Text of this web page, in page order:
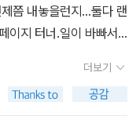
. 켄 브루언에 대한 기대
들다는 것은 아니고
&파이크의 LA와 세계
구친구 존 첸도 등장
전에 미국 시트콤 프렌즈
. 그때 바뀐 책이 작은
아서. 이때 조이가 냉동
다. 레이첼이 방문이 벌
경계 태세를 취했던 것
백은의 잭 - 히가시노
추천했는데! 이번에도 놓
을 보면 눈치채다시피
장을 시작으로한 이야
쯤 내놓을런지...둘다 랜
이지 터너.일이 바빠서
원소들의 호구조사서
이래 과학자가 아닌
더보기